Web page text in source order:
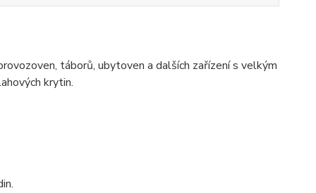
táborů, ubytoven a dalších zařízení s velkým
krytin.